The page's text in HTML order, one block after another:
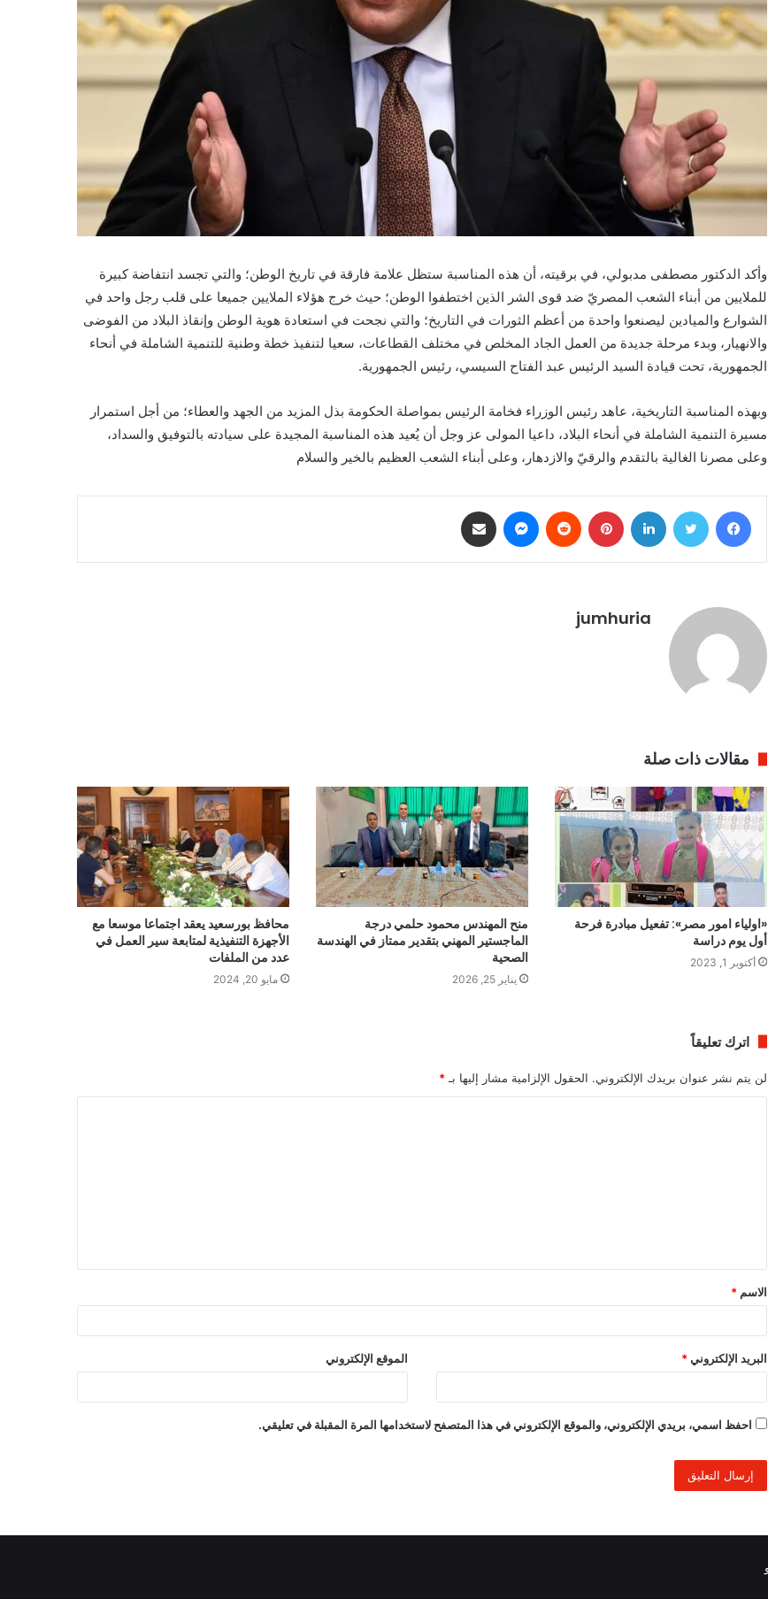
وأكد الدكتور مصطفى مدبولي، في برقيته، أن هذه المناسبة ستظل علامة فارقة في تاريخ الوطن؛ والتي تجسد انتفاضة كبيرة
للملايين من أبناء الشعب المصريّ ضد قوى الشر الذين اختطفوا الوطن؛ حيث خرج هؤلاء الملايين جميعا على قلب رجل واحد في
الشوارع والميادين ليصنعوا واحدة من أعظم الثورات في التاريخ؛ والتي نجحت في استعادة هوية الوطن وإنقاذ البلاد من الفوضى
والانهيار، وبدء مرحلة جديدة من العمل الجاد المخلص في مختلف القطاعات، سعيا لتنفيذ خطة وطنية للتنمية الشاملة في أنحاء
الجمهورية، تحت قيادة السيد الرئيس عبد الفتاح السيسي، رئيس الجمهورية.
وبهذه المناسبة التاريخية، عاهد رئيس الوزراء فخامة الرئيس بمواصلة الحكومة بذل المزيد من الجهد والعطاء؛ من أجل استمرار
مسيرة التنمية الشاملة في أنحاء البلاد، داعيا المولى عز وجل أن يُعيد هذه المناسبة المجيدة على سيادته بالتوفيق والسداد،
وعلى مصرنا الغالية بالتقدم والرقيّ والازدهار، وعلى أبناء الشعب العظيم بالخير والسلام
فيسبوك تويتر لينكدإن بينتيريست ماسنجر
jumhuria
مقالات ذات صلة
«اولياء امور مصر»: تفعيل مبادرة فرحة
أول يوم دراسة
أكتوبر 1, 2023
منح المهندس محمود حلمي درجة
الماجستير المهني بتقدير ممتاز في الهندسة
الصحية
يناير 25, 2026
محافظ بورسعيد يعقد اجتماعا موسعا مع
الأجهزة التنفيذية لمتابعة سير العمل في
عدد من الملفات
مايو 20, 2024
اترك تعليقاً
لن يتم نشر عنوان بريدك الإلكتروني. الحقول الإلزامية مشار إليها بـ *
ق
*
الاسم *
البريد الإلكتروني * الموقع الإلكتروني
احفظ اسمي، بريدي الإلكتروني، والموقع الإلكتروني في هذا المتصفح لاستخدامها المرة المقبلة في تعليقي.